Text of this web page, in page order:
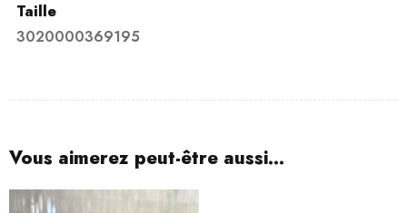
Taille
3020000369195
Vous aimerez peut-être aussi…